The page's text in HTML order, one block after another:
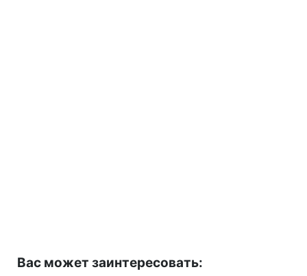
Вас может заинтересовать: